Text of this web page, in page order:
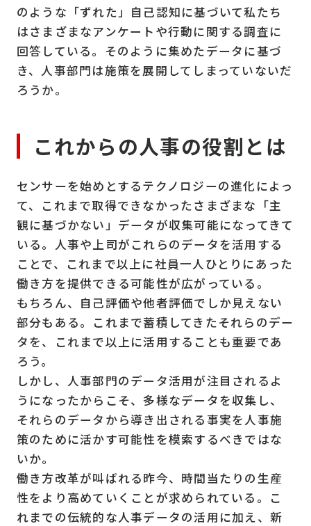
のような「ずれた」自己認知に基づいて私たち
はさまざまなアンケートや行動に関する調査に
回答している。そのように集めたデータに基づ
き、人事部門は施策を展開してしまっていないだ
ろうか。
これからの人事の役割とは
センサーを始めとするテクノロジーの進化によっ
て、これまで取得できなかったさまざまな「主
観に基づかない」データが収集可能になってきて
いる。人事や上司がこれらのデータを活用する
ことで、これまで以上に社員一人ひとりにあった
働き方を提供できる可能性が広がっている。
もちろん、自己評価や他者評価でしか見えない
部分もある。これまで蓄積してきたそれらのデー
タを、これまで以上に活用することも重要であ
ろう。
しかし、人事部門のデータ活用が注目されるよ
うになったからこそ、多様なデータを収集し、
それらのデータから導き出される事実を人事施
策のために活かす可能性を模索するべきではな
いか。
働き方改革が叫ばれる昨今、時間当たりの生産
性をより高めていくことが求められている。こ
れまでの伝統的な人事データの活用に加え、新